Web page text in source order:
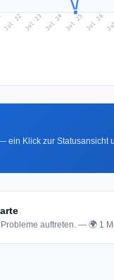
Jul 22 Jul 23 Jul 24 Jul 25 Jul 26
Klick zur Statusansicht
auftreten. — 🌍 1